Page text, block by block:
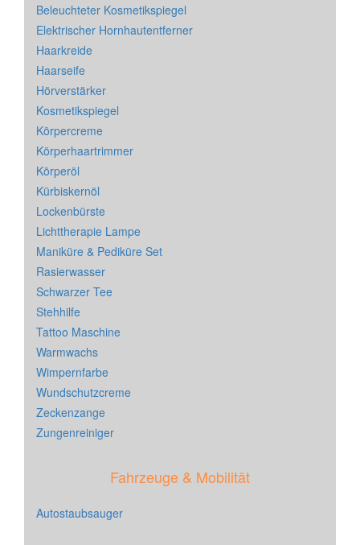
Beleuchteter Kosmetikspiegel
Elektrischer Hornhautentferner
Haarkreide
Haarseife
Hörverstärker
Kosmetikspiegel
Körpercreme
Körperhaartrimmer
Körperöl
Kürbiskernöl
Lockenbürste
Lichttherapie Lampe
Maniküre & Pediküre Set
Rasierwasser
Schwarzer Tee
Stehhilfe
Tattoo Maschine
Warmwachs
Wimpernfarbe
Wundschutzcreme
Zeckenzange
Zungenreiniger
Fahrzeuge & Mobilität
Autostaubsauger